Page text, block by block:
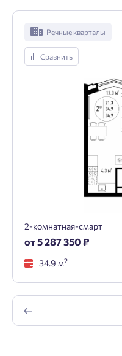
Речные кварталы
Сравнить
2-комнатная-смарт
от 5 287 350 ₽
34.9 м2